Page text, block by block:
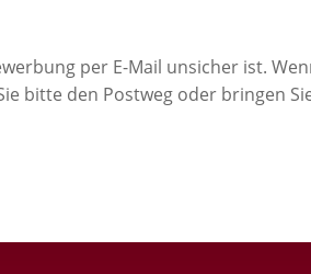
per E-Mail unsicher ist.
bitte den Postweg oder bringen